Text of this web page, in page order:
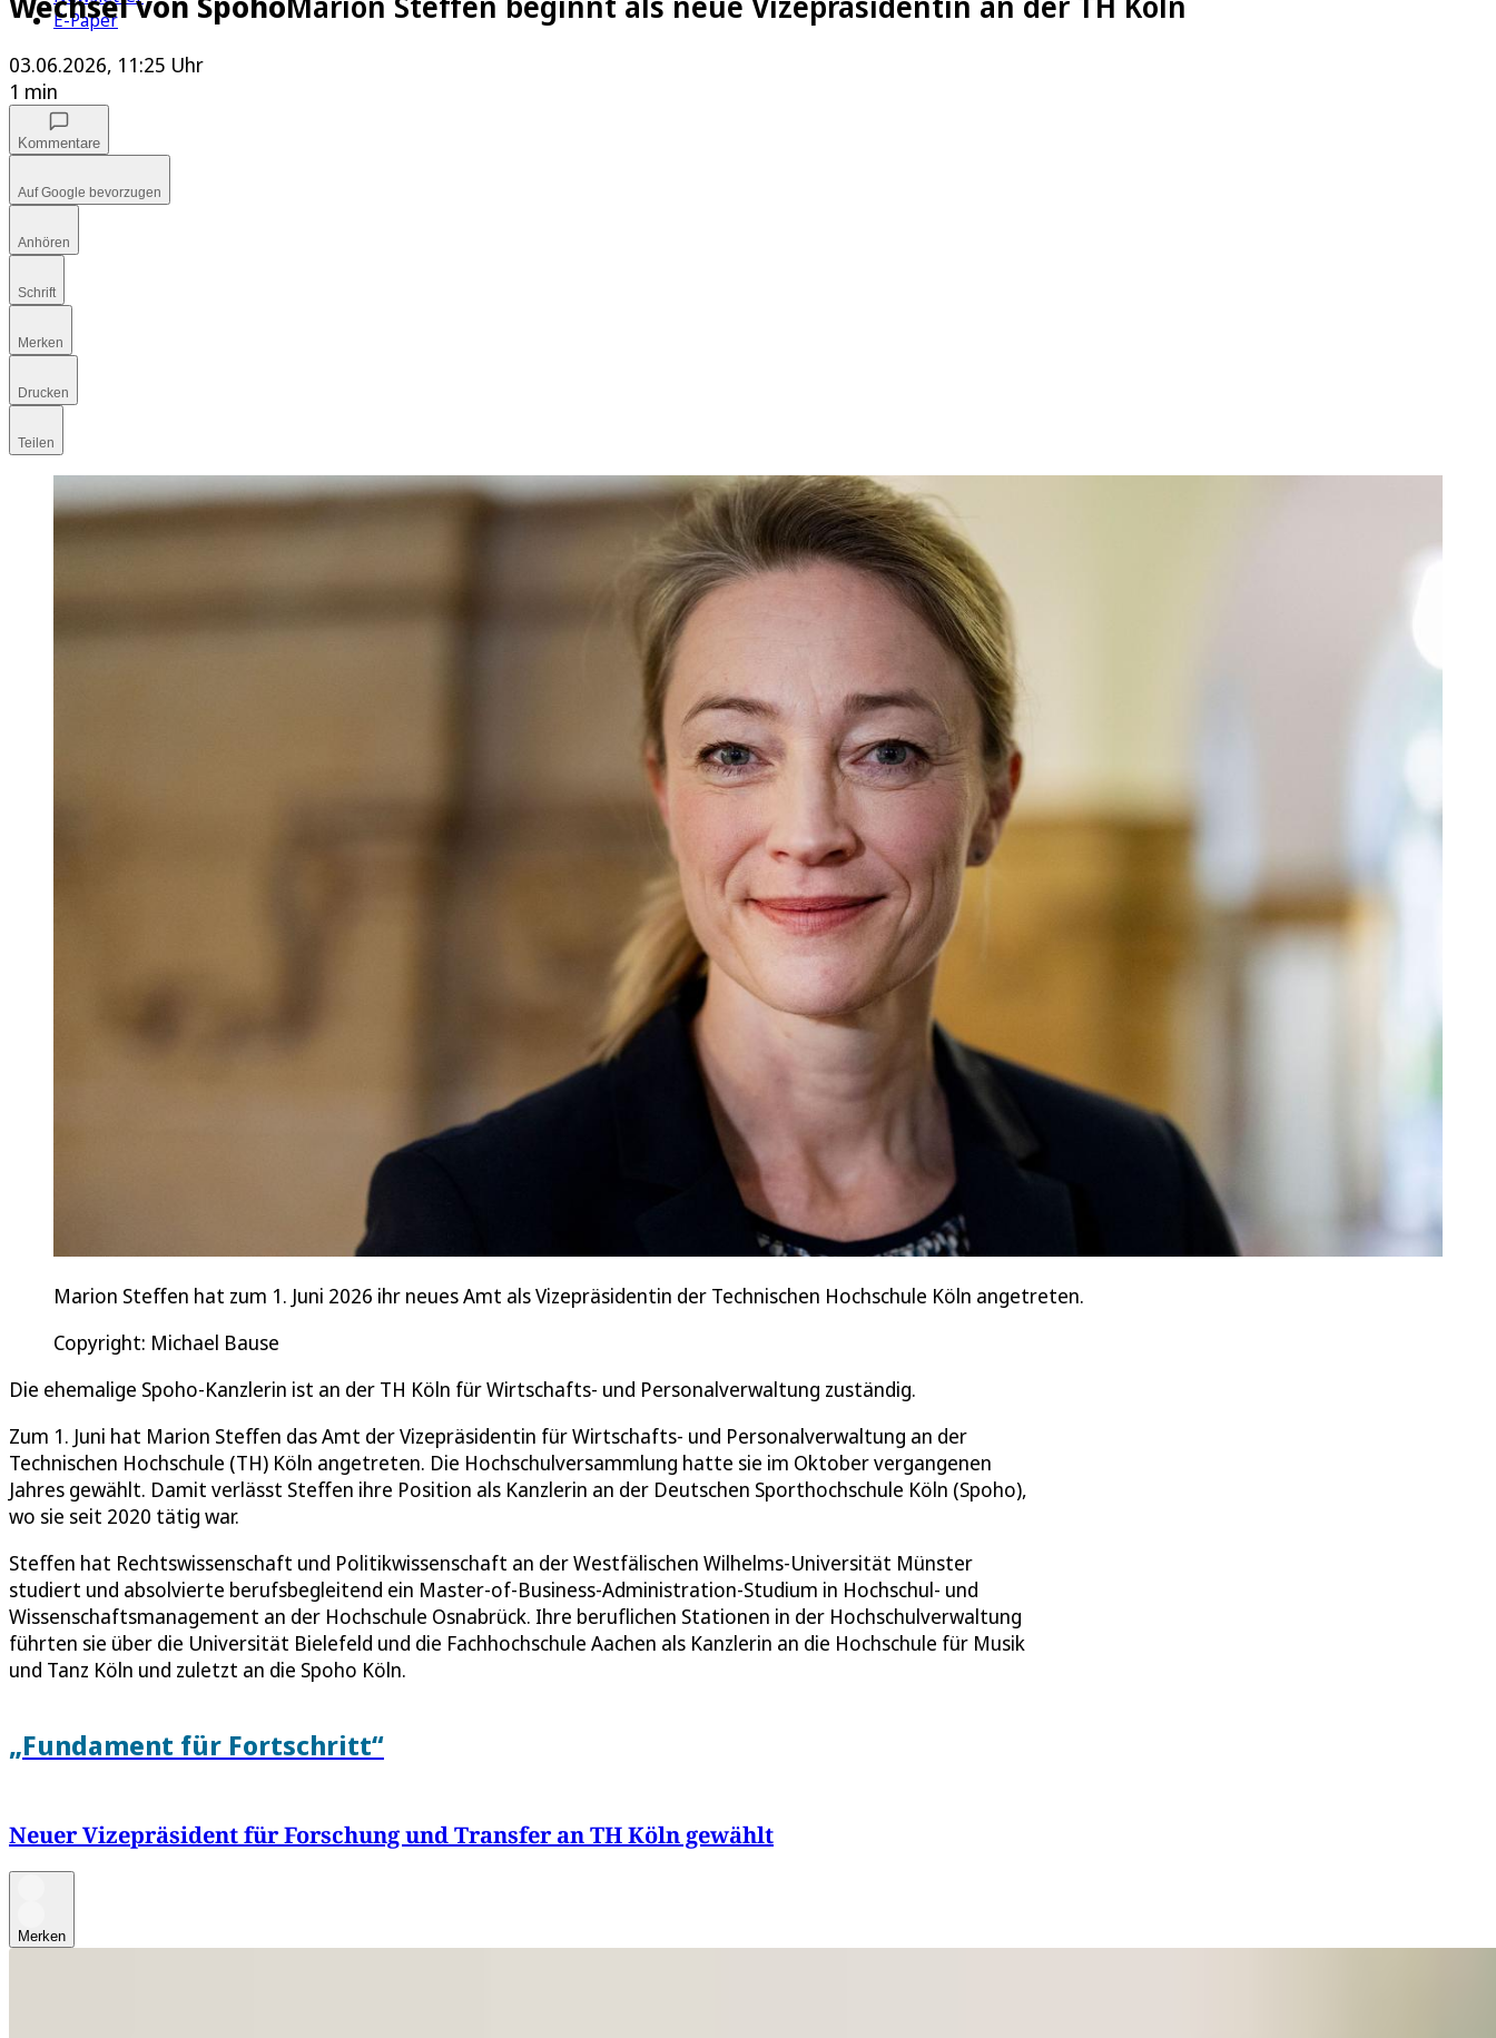
E-Paper
03.06.2026, 11:25 Uhr
1 min
Kommentare
Auf Google bevorzugen
Anhören
Schrift
Merken
Drucken
Teilen
Marion Steffen hat zum 1. Juni 2026 ihr neues Amt als Vizepräsidentin der Technischen Hochschule Köln angetreten.
Copyright: Michael Bause
Die ehemalige Spoho-Kanzlerin ist an der TH Köln für Wirtschafts- und Personalverwaltung zuständig.
Zum 1. Juni hat Marion Steffen das Amt der Vizepräsidentin für Wirtschafts- und Personalverwaltung an der
Technischen Hochschule (TH) Köln angetreten. Die Hochschulversammlung hatte sie im Oktober vergangenen
Jahres gewählt. Damit verlässt Steffen ihre Position als Kanzlerin an der Deutschen Sporthochschule Köln (Spoho),
wo sie seit 2020 tätig war.
Steffen hat Rechtswissenschaft und Politikwissenschaft an der Westfälischen Wilhelms-Universität Münster
studiert und absolvierte berufsbegleitend ein Master-of-Business-Administration-Studium in Hochschul- und
Wissenschaftsmanagement an der Hochschule Osnabrück. Ihre beruflichen Stationen in der Hochschulverwaltung
führten sie über die Universität Bielefeld und die Fachhochschule Aachen als Kanzlerin an die Hochschule für Musik
und Tanz Köln und zuletzt an die Spoho Köln.
„Fundament für Fortschritt“
Neuer Vizepräsident für Forschung und Transfer an TH Köln gewählt
Merken